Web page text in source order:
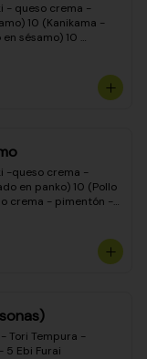
- queso crema -
10 (Kanikama -
sésamo) 10
crema) 10
crema - cebollín -
- cebollín -
tempura) 10
crema - cebollín -
tempura)
-queso crema -
en panko) 10 (Pollo
crema - pimentón -
teriyaki - palta -
crema)
Tori Tempura -
5 Ebi Furai